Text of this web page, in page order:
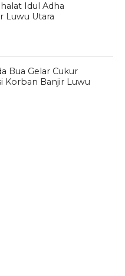
Idul Adha
Luwu Utara
Bua Gelar Cukur
Korban Banjir Luwu